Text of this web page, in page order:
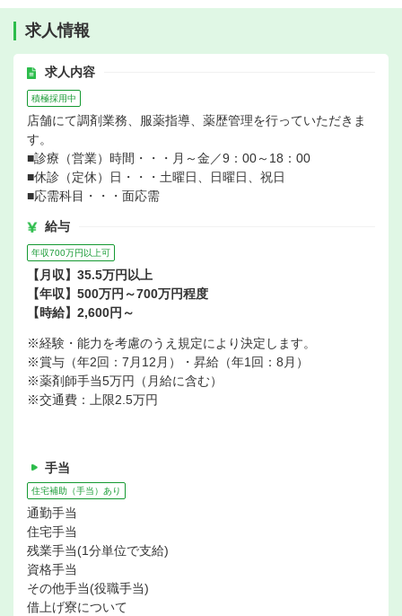
求人情報
求人内容
積極採用中
店舗にて調剤業務、服薬指導、薬歴管理を行っていただきま
す。
■診療（営業）時間・・・月～金／9：00～18：00
■休診（定休）日・・・土曜日、日曜日、祝日
■応需科目・・・面応需
給与
年収700万円以上可
【月収】35.5万円以上
【年収】500万円～700万円程度
【時給】2,600円～
※経験・能力を考慮のうえ規定により決定します。
※賞与（年2回：7月12月）・昇給（年1回：8月）
※薬剤師手当5万円（月給に含む）
※交通費：上限2.5万円
手当
住宅補助（手当）あり
通勤手当
住宅手当
残業手当(1分単位で支給)
資格手当
その他手当(役職手当)
借上げ寮について